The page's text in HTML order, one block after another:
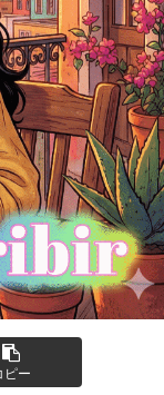
ピー